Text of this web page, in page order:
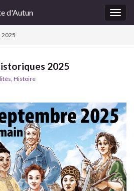
d'Autun
2025
2025
, Histoire